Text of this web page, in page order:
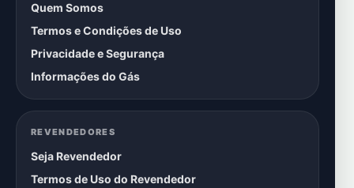
Quem Somos
Termos e Condições de Uso
Privacidade e Segurança
Informações do Gás
REVENDEDORES
Seja Revendedor
Termos de Uso do Revendedor